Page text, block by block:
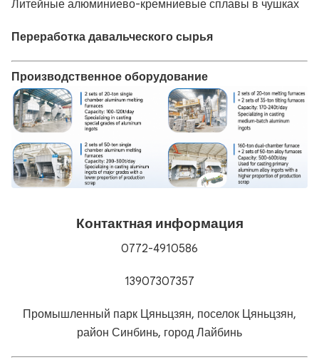
Литейные алюминиево-кремниевые сплавы в чушках
Переработка давальческого сырья
Производственное оборудование
Контактная информация
0772-4910586
13907307357
Промышленный парк Цяньцзян, поселок Цяньцзян,
район Синбинь, город Лайбинь